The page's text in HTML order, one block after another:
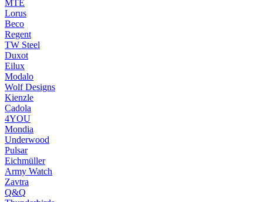
MTE
Lorus
Beco
Regent
TW Steel
Duxot
Eilux
Modalo
Wolf Designs
Kienzle
Cadola
4YOU
Mondia
Underwood
Pulsar
Eichmüller
Army Watch
Zavtra
Q&Q